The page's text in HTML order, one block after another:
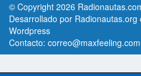
© Copyright 2026
Desarrollado por
Wordpress
Contacto: correo@maxfeeling.com